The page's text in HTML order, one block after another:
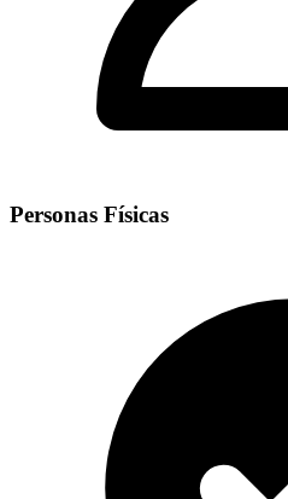
Personas Físicas